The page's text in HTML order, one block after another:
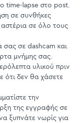
time-lapse στο post.
σε συνθήκες
σε όλο τους
σε dashcam και
μνήμης σας.
υλικού πριν
ότι δεν θα χάσετε
την
της εγγραφής σε
ξυπνάτε νωρίς για